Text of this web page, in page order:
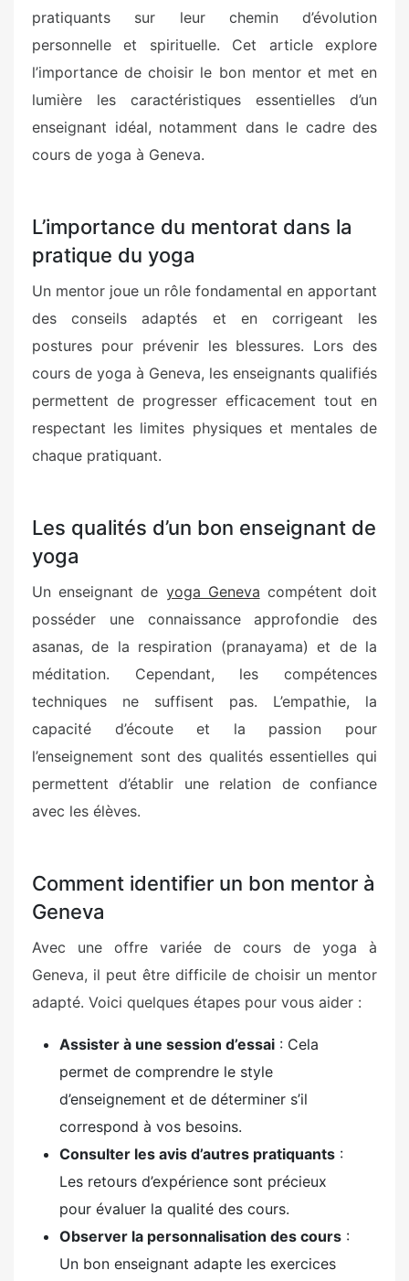
pratiquants sur leur chemin d’évolution
personnelle et spirituelle. Cet article explore
l’importance de choisir le bon mentor et met en
lumière les caractéristiques essentielles d’un
enseignant idéal, notamment dans le cadre des
cours de yoga à Geneva.
L’importance du mentorat dans la
pratique du yoga
Un mentor joue un rôle fondamental en apportant
des conseils adaptés et en corrigeant les
postures pour prévenir les blessures. Lors des
cours de yoga à Geneva, les enseignants qualifiés
permettent de progresser efficacement tout en
respectant les limites physiques et mentales de
chaque pratiquant.
Les qualités d’un bon enseignant de
yoga
Un enseignant de yoga Geneva compétent doit
posséder une connaissance approfondie des
asanas, de la respiration (pranayama) et de la
méditation. Cependant, les compétences
techniques ne suffisent pas. L’empathie, la
capacité d’écoute et la passion pour
l’enseignement sont des qualités essentielles qui
permettent d’établir une relation de confiance
avec les élèves.
Comment identifier un bon mentor à
Geneva
Avec une offre variée de cours de yoga à
Geneva, il peut être difficile de choisir un mentor
adapté. Voici quelques étapes pour vous aider :
Assister à une session d’essai : Cela
permet de comprendre le style
d’enseignement et de déterminer s’il
correspond à vos besoins.
Consulter les avis d’autres pratiquants :
Les retours d’expérience sont précieux
pour évaluer la qualité des cours.
Observer la personnalisation des cours :
Un bon enseignant adapte les exercices